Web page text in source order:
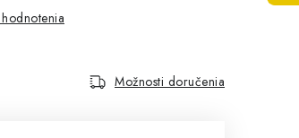
Možnosti doručenia